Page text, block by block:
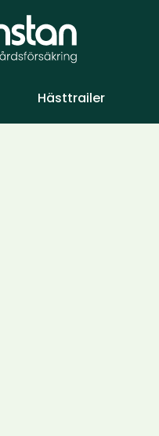
Hästtrailer